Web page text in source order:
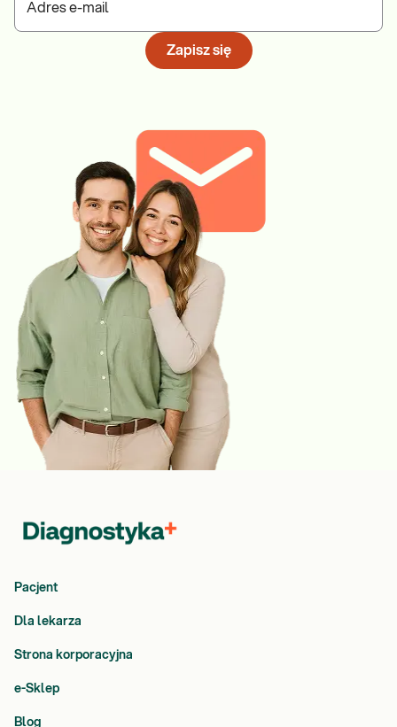
Adres e-mail
Zapisz się
Pacjent
Dla lekarza
Strona korporacyjna
e-Sklep
Blog